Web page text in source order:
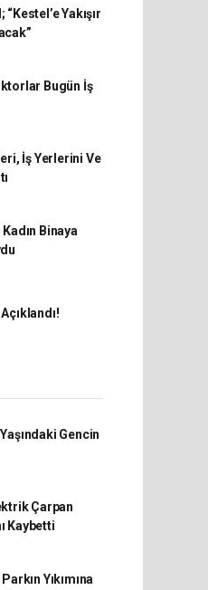
“Kestel’e Yakışır
Bugün İş
İş Yerlerini Ve
Binaya
Gencin
Çarpan
Kaybetti
Yıkımına